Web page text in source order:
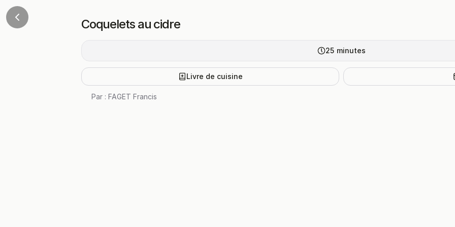
Coquelets au cidre
25 minutes
Livre de cuisine
Par : FAGET Francis